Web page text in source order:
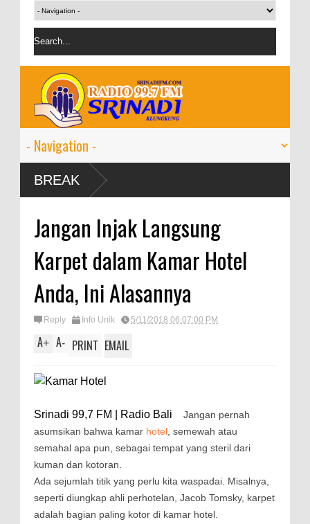
BREAK
Jangan Injak Langsung
Karpet dalam Kamar Hotel
Anda, Ini Alasannya
Reply Info Unik 5/11/2018 06:07:00 PM
A+ A- PRINT EMAIL
Srinadi 99,7 FM | Radio Bali Jangan pernah
asumsikan bahwa kamar hotel , semewah atau
semahal apa pun, sebagai tempat yang steril dari
kuman dan kotoran.
Ada sejumlah titik yang perlu kita waspadai. Misalnya,
seperti diungkap ahli perhotelan, Jacob Tomsky, karpet
adalah bagian paling kotor di kamar hotel.